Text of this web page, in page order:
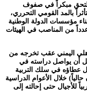
مبكراً في صفوف
بالمد القومي التحرري،
مؤسسات الدولة الوطنية
نوفمبر 1967م، وشغل عدداً من المناصب في الهيئات
اليمني عقب تخرجه من
أن يواصل دراسته في
عطاؤه في سلك التربية
خلال الأعوام الدراسية
معلماً ومربياً للأجيال حتى إحالته إلى